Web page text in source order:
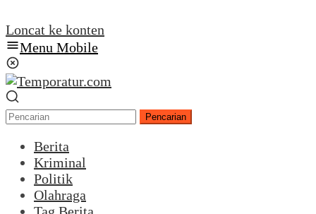
Loncat ke konten
Menu Mobile
Pencarian
Berita
Kriminal
Politik
Olahraga